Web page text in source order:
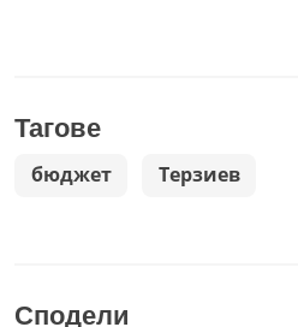
Тагове
бюджет Терзиев
Сподели